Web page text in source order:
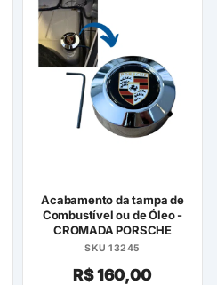
Acabamento da tampa de
Combustível ou de Óleo -
CROMADA PORSCHE
SKU 13245
R$160,00